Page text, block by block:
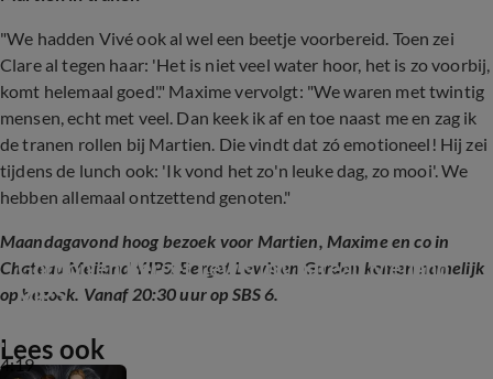
"We hadden Vivé ook al wel een beetje voorbereid. Toen zei
Clare al tegen haar: 'Het is niet veel water hoor, het is zo voorbij,
komt helemaal goed'." Maxime vervolgt: "We waren met twintig
mensen, echt met veel. Dan keek ik af en toe naast me en zag ik
de tranen rollen bij Martien. Die vindt dat zó emotioneel! Hij zei
tijdens de lunch ook: 'Ik vond het zo'n leuke dag, zo mooi'. We
hebben allemaal ontzettend genoten."
Maandagavond hoog bezoek voor Martien, Maxime en co in
Chateau Meiland VIPS: Berget Lewis en Gordon komen namelijk
op bezoek. Vanaf 20:30 uur op SBS 6.
4:19
Gordon en Berget Lewis in Chateau Meiland
VIPS
Lees ook